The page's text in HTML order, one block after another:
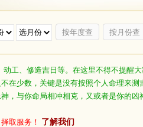
按年度查 按月份查
工、修造吉日等。在这里不得不提醒
在少数，关键是没有按照个人命理来
，与你命局相冲相克，又或者是你的凶
取服务！ 了解我们